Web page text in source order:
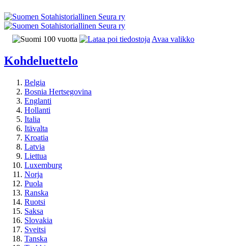
Avaa valikko
Kohdeluettelo
Belgia
Bosnia Hertsegovina
Englanti
Hollanti
Italia
Itävalta
Kroatia
Latvia
Liettua
Luxemburg
Norja
Puola
Ranska
Ruotsi
Saksa
Slovakia
Sveitsi
Tanska